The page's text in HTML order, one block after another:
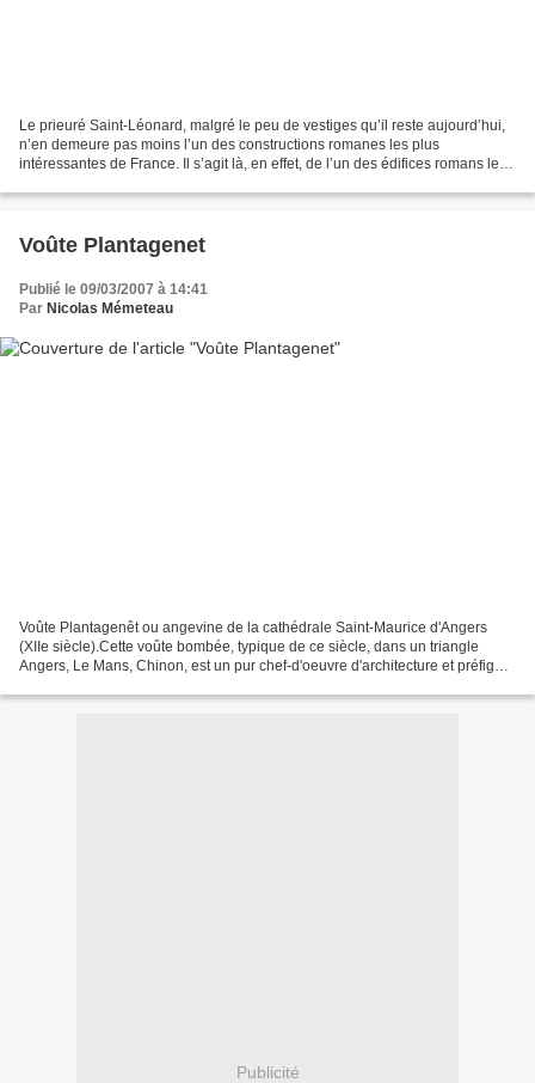
Le prieuré Saint-Léonard, malgré le peu de vestiges qu’il reste aujourd’hui,
n’en demeure pas moins l’un des constructions romanes les plus
intéressantes de France. Il s’agit là, en effet, de l’un des édifices romans les
Voûte Plantagenet
Publié le 09/03/2007 à 14:41
Par Nicolas Mémeteau
Voûte Plantagenêt ou angevine de la cathédrale Saint-Maurice d'Angers
(XIIe siècle).Cette voûte bombée, typique de ce siècle, dans un triangle
Angers, Le Mans, Chinon, est un pur chef-d'oeuvre d'architecture et préfigure
Publicité